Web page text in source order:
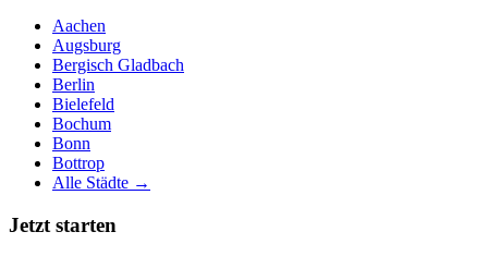
Aachen
Augsburg
Bergisch Gladbach
Berlin
Bielefeld
Bochum
Bonn
Bottrop
Alle Städte →
Jetzt starten